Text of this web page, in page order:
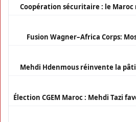
Coopération sécuritaire : le Maroc
Fusion Wagner–Africa Corps:
Mehdi Hdenmous réinvente la
Élection CGEM Maroc : Mehdi Tazi